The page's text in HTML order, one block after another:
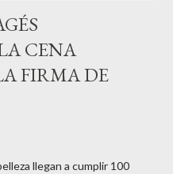
CENA
FIRMA DE
llegan a cumplir 100